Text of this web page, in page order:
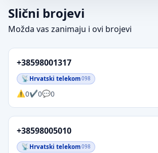
Slični brojevi
Možda vas zanimaju i ovi brojevi
+38598001317
Hrvatski telekom098
0 0 0
+38598005010
Hrvatski telekom098